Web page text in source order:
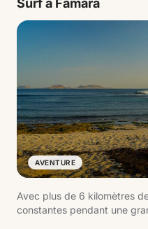
espèce endémique.
AVENTURE
Avec plus de 6 kilomètres
constantes pendant une